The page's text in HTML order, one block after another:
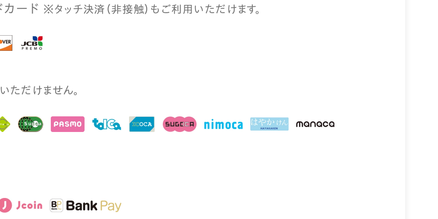
カード ※タッチ決済（⾮接触）もご利⽤いただけます。
だけません。